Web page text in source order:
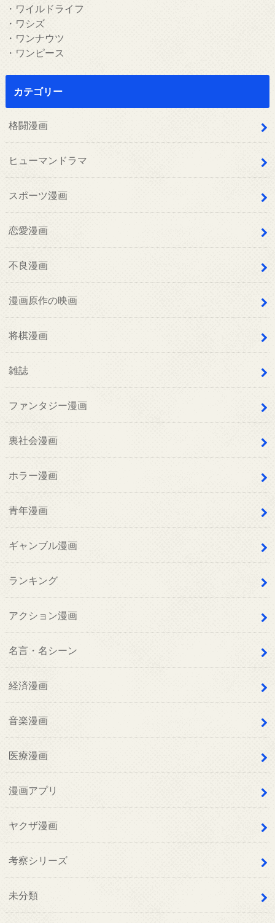
・ワイルドライフ
・ワシズ
・ワンナウツ
・ワンピース
カテゴリー
格闘漫画
ヒューマンドラマ
スポーツ漫画
恋愛漫画
不良漫画
漫画原作の映画
将棋漫画
雑誌
ファンタジー漫画
裏社会漫画
ホラー漫画
青年漫画
ギャンブル漫画
ランキング
アクション漫画
名言・名シーン
経済漫画
音楽漫画
医療漫画
漫画アプリ
ヤクザ漫画
考察シリーズ
未分類